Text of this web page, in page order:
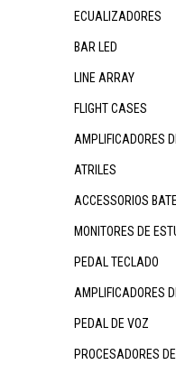
ECUALIZADORES
BAR LED
LINE ARRAY
FLIGHT CASES
AMPLIFICADORES
ATRILES
ACCESSORIOS
MONITORES DE
PEDAL TECLADO
AMPLIFICADORES
PEDAL DE VOZ
PROCESADORES